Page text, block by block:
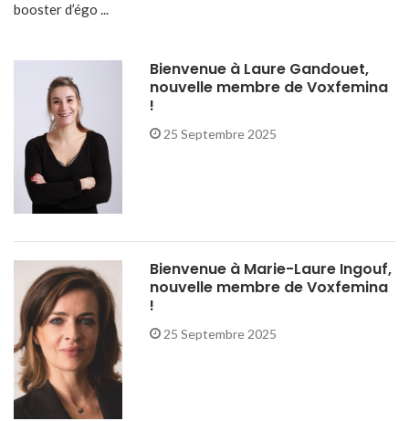
booster d’égo ...
Bienvenue à Laure Gandouet,
nouvelle membre de Voxfemina
!
25 Septembre 2025
Bienvenue à Marie-Laure Ingouf,
nouvelle membre de Voxfemina
!
25 Septembre 2025